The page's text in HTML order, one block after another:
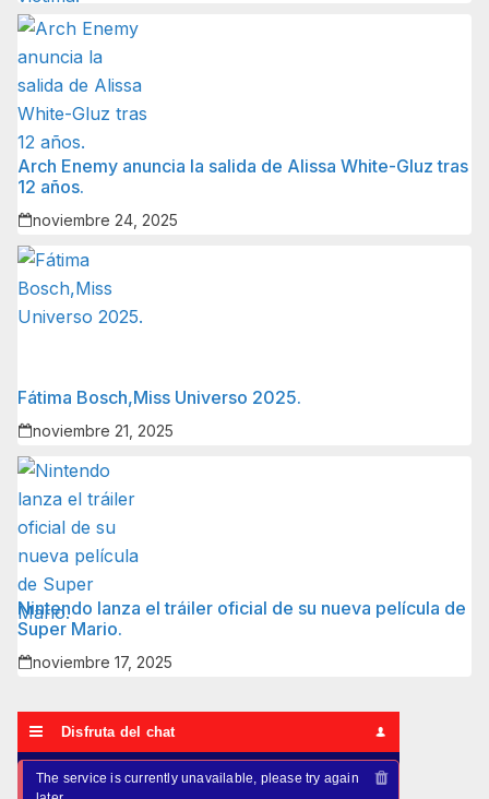
Arch Enemy anuncia la salida de Alissa White-Gluz tras
12 años.
noviembre 24, 2025
Fátima Bosch,Miss Universo 2025.
noviembre 21, 2025
Nintendo lanza el tráiler oficial de su nueva película de
Super Mario.
noviembre 17, 2025